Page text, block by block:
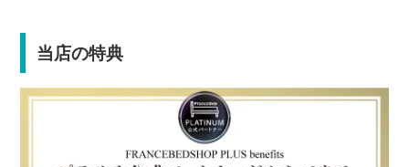
当店の特典